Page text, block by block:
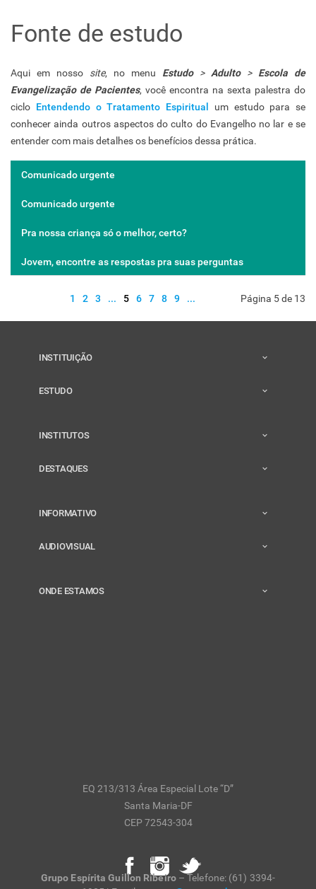
Fonte de estudo
Aqui em nosso site, no menu Estudo> Adulto> Escola de
Evangelização de Pacientes, você encontra na sexta palestra do
ciclo Entendendo o Tratamento Espiritual
um estudo para se
conhecer ainda outros aspectos do culto do Evangelho no lar e se
entender com mais detalhes os benefícios dessa prática.
Comunicado urgente
Comunicado urgente
Pra nossa criança só o melhor, certo?
Jovem, encontre as respostas pra suas perguntas
Página 5 de 13
1 2 3 ... 5 6 7 8 9 ...
INSTITUIÇÃO
ESTUDO
INSTITUTOS
DESTAQUES
INFORMATIVO
AUDIOVISUAL
ONDE ESTAMOS
EQ 213/313 Área Especial Lote “D”
Santa Maria-DF
CEP 72543-304
Grupo Espírita Guillon Ribeiro– Telefone: (61) 3394-